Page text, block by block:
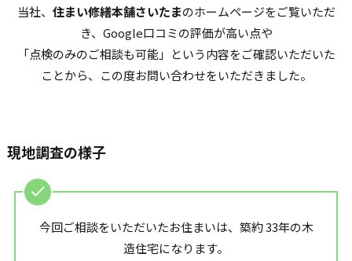
当社、 住まい修繕本舗さいたまのホームページをご覧いただ
き、Google口コミの評価が高い点や
「点検のみのご相談も可能」という内容をご確認いただいた
ことから、この度お問い合わせをいただきました。
現地調査の様子
今回ご相談をいただいたお住まいは、築約 33年の木
造住宅になります。